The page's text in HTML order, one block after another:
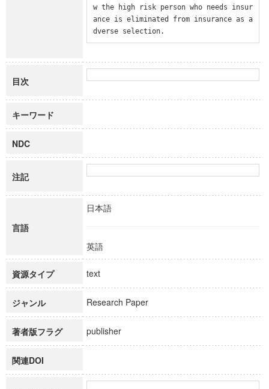
w the high risk person who needs insur
ance is eliminated from insurance as a
dverse selection.
目次
キーワード
NDC
注記
言語
日本語
英語
資源タイプ text
ジャンル Research Paper
著者版フラグ publisher
関連DOI